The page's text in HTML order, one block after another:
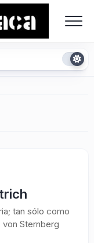
tan sólo como
Sternberg